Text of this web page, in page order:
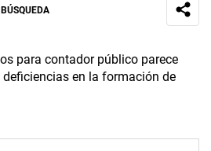
para contador público parece
en la formación de